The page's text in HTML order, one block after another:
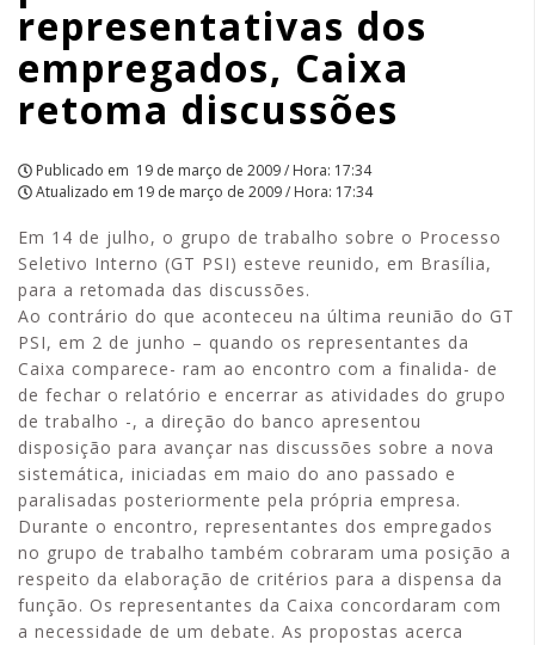
retoma
discussões
|
APCEF/SP
representativas dos
empregados, Caixa
retoma discussões
Publicado em 19 de março de 2009 / Hora: 17:34
Atualizado em 19 de março de 2009 / Hora: 17:34
Em 14 de julho, o grupo de trabalho sobre o Processo
Seletivo Interno (GT PSI) esteve reunido, em Brasília,
para a retomada das discussões.
Ao contrário do que aconteceu na última reunião do GT
PSI, em 2 de junho – quando os representantes da
Caixa comparece- ram ao encontro com a finalida- de
de fechar o relatório e encerrar as atividades do grupo
de trabalho -, a direção do banco apresentou
disposição para avançar nas discussões sobre a nova
sistemática, iniciadas em maio do ano passado e
paralisadas posteriormente pela própria empresa.
Durante o encontro, representantes dos empregados
no grupo de trabalho também cobraram uma posição a
respeito da elaboração de critérios para a dispensa da
função. Os representantes da Caixa concordaram com
a necessidade de um debate. As propostas acerca